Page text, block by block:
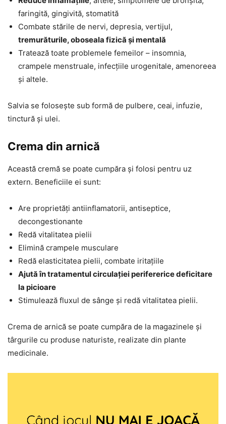
faringită, gingivită, stomatită
Combate stările de nervi, depresia, vertijul,
tremurăturile, oboseala fizică și mentală
Tratează toate problemele femeilor – insomnia,
crampele menstruale, infecțiile urogenitale, amenoreea
și altele.
Salvia se folosește sub formă de pulbere, ceai, infuzie,
tinctură și ulei.
Crema din arnică
Această cremă se poate cumpăra și folosi pentru uz
extern. Beneficiile ei sunt:
Are proprietăți antiinflamatorii, antiseptice,
decongestionante
Redă vitalitatea pielii
Elimină crampele musculare
Redă elasticitatea pielii, combate iritațiile
Ajută în tratamentul circulației perifererice deficitare
la picioare
Stimulează fluxul de sânge și redă vitalitatea pielii.
Crema de arnică se poate cumpăra de la magazinele și
târgurile cu produse naturiste, realizate din plante
medicinale.